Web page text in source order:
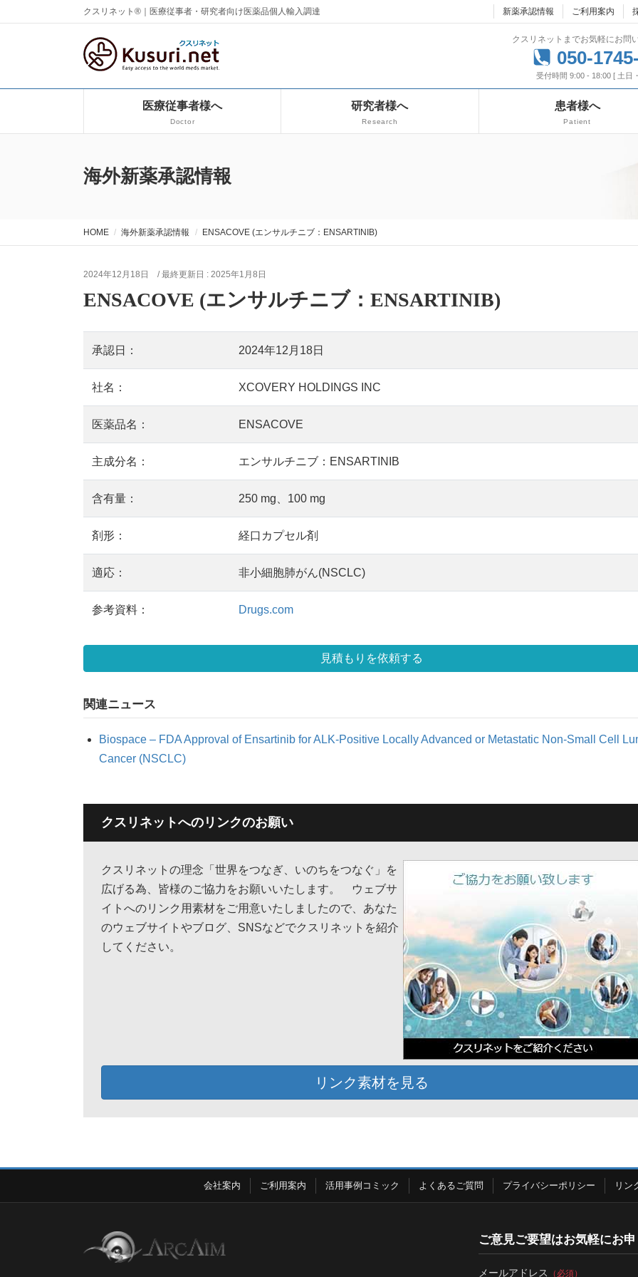
クスリネット®｜医療従事者・研究者向け医薬品個人輸入調達 新薬承認情報 ご利用案内
クスリネットまでお気軽にお問
050-
受付時間 9:00 - 18:00 [ 土日
医療従事者様へ
Doctor
研究者様へ
Research
患者様へ
Patient
海外新薬承認情報
HOME 海外新薬承認情報 ENSACOVE (エンサルチニブ：ENSARTINIB)
2024年12月18日 / 最終更新日 : 2025年1月8日
ENSACOVE (エンサルチニブ：ENSARTINIB)
承認日： 2024年12月18日
社名： XCOVERY HOLDINGS INC
医薬品名： ENSACOVE
主成分名： エンサルチニブ：ENSARTINIB
含有量： 250 mg、100 mg
剤形： 経口カプセル剤
適応： 非小細胞肺がん(NSCLC)
参考資料： Drugs.com
見積もりを依頼する
関連ニュース
Biospace – FDA Approval of Ensartinib for ALK-Positive Locally Advanced or Metastatic Non-Small Cell
Cancer (NSCLC)
クスリネットへのリンクのお願い
クスリネットの理念「世界をつなぎ、いのちをつなぐ」を
広げる為、皆様のご協力をお願いいたします。 ウェブサ
イトへのリンク用素材をご用意いたしましたので、あなた
のウェブサイトやブログ、SNSなどでクスリネットを紹介
してください。
リンク素材を見る
会社案内 ご利用案内 活用事例コミック よくあるご質問 プライバシーポリシー リン
ご意見ご要望はお気軽にお
メールアドレス （必須）